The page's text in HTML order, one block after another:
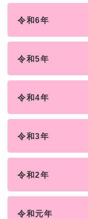
令和6年
令和5年
令和4年
令和3年
令和2年
令和元年